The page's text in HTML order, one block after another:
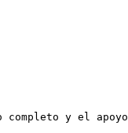
completo y el